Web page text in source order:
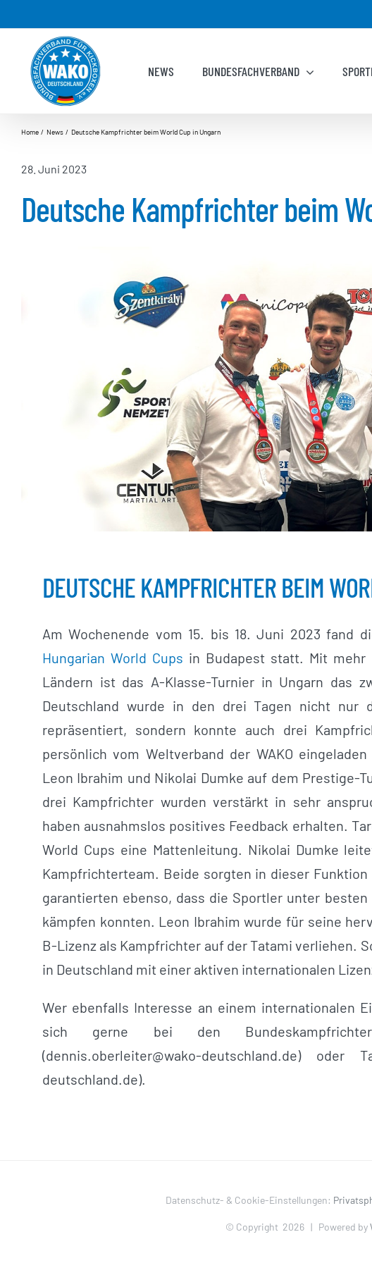
springen
NEWS BUNDESFACHVERBAND
Home News Deutsche Kampfrichter beim World Cup in Ungarn
28. Juni 2023
Deutsche Kampfrichter beim
DEUTSCHE KAMPFRICHTER BEIM
Am Wochenende vom 15. bis 18. Juni 2023 fand
Hungarian World Cups in Budapest statt. Mit
Ländern ist das A-Klasse-Turnier in Ungarn das
Deutschland wurde in den drei Tagen nicht nur
repräsentiert, sondern konnte auch drei
persönlich vom Weltverband der WAKO
Leon Ibrahim und Nikolai Dumke auf dem Prestige-
drei Kampfrichter wurden verstärkt in sehr
haben ausnahmslos positives Feedback erhalten.
World Cups eine Mattenleitung. Nikolai Dumke
Kampfrichterteam. Beide sorgten in dieser
garantierten ebenso, dass die Sportler unter
kämpfen konnten. Leon Ibrahim wurde für seine
B-Lizenz als Kampfrichter auf der Tatami verliehen.
in Deutschland mit einer aktiven internationalen
Wer ebenfalls Interesse an einem internationalen
sich gerne bei den
(dennis.oberleiter@wako-deutschland.de) oder
deutschland.de).
Datenschutz- & Cookie-Einstellungen:
© Copyright 2026 | Powered by